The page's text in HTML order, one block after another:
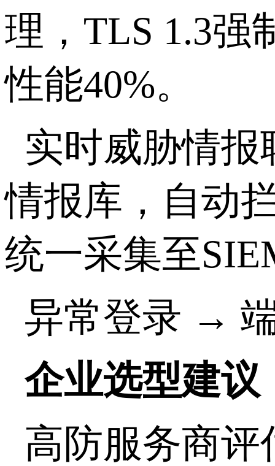
理， TLS 1.3强
性能40%。
实时威胁情
情报库，自动
统一采集至
异常登录 →
企业选型建议
高防服务商